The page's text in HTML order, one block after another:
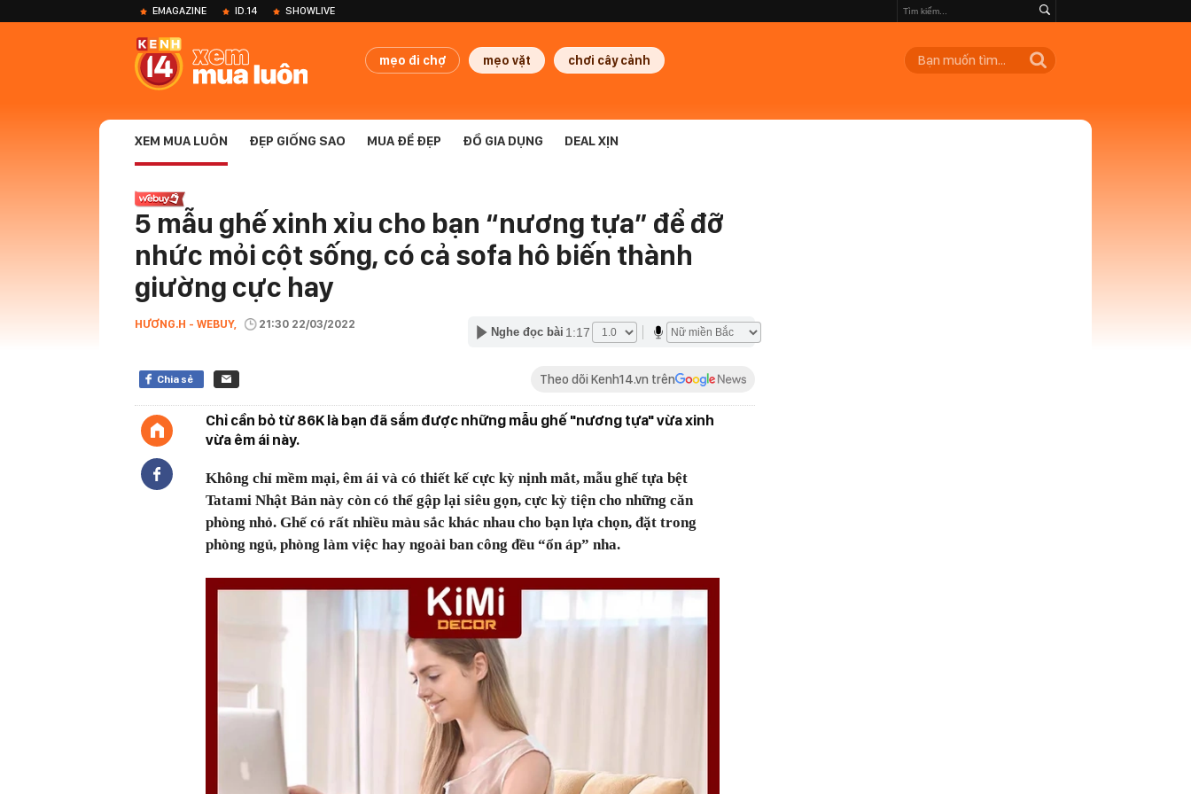
EMAGAZINE ID.14 SHOWLIVE
mẹo đi chợ mẹo vặt chơi cây cảnh
XEM MUA LUÔN ĐẸP GIỐNG SAO MUA ĐỂ ĐẸP ĐỒ GIA DỤNG DEAL XỊN
5 mẫu ghế xinh xỉu cho bạn “nương tựa” để đỡ
nhức mỏi cột sống, có cả sofa hô biến thành
giường cực hay
HƯƠNG.H - WEBUY, 21:30 22/03/2022
Nghe đọc bài 1:17
Chia sẻ Theo dõi Kenh14.vn trên
Chỉ cần bỏ từ 86K là bạn đã sắm được những mẫu ghế "nương tựa" vừa xinh
vừa êm ái này.
Không chỉ mềm mại, êm ái và có thiết kế cực kỳ nịnh mắt, mẫu ghế tựa bệt
Tatami Nhật Bản này còn có thể gập lại siêu gọn, cực kỳ tiện cho những căn
phòng nhỏ. Ghế có rất nhiều màu sắc khác nhau cho bạn lựa chọn, đặt trong
phòng ngủ, phòng làm việc hay ngoài ban công đều “ổn áp” nha.